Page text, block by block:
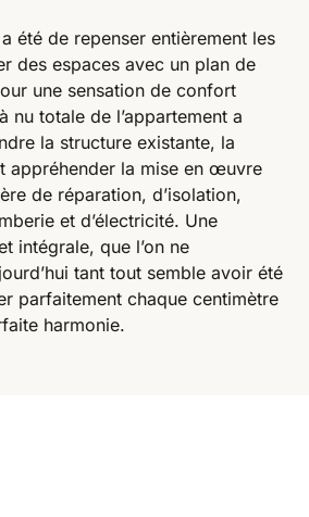
été de repenser entièrement les
des espaces avec un plan de
une sensation de confort
nu totale de l’appartement a
la structure existante, la
appréhender la mise en œuvre
de réparation, d’isolation,
et d’électricité. Une
intégrale, que l’on ne
tant tout semble avoir été
parfaitement chaque centimètre
harmonie.